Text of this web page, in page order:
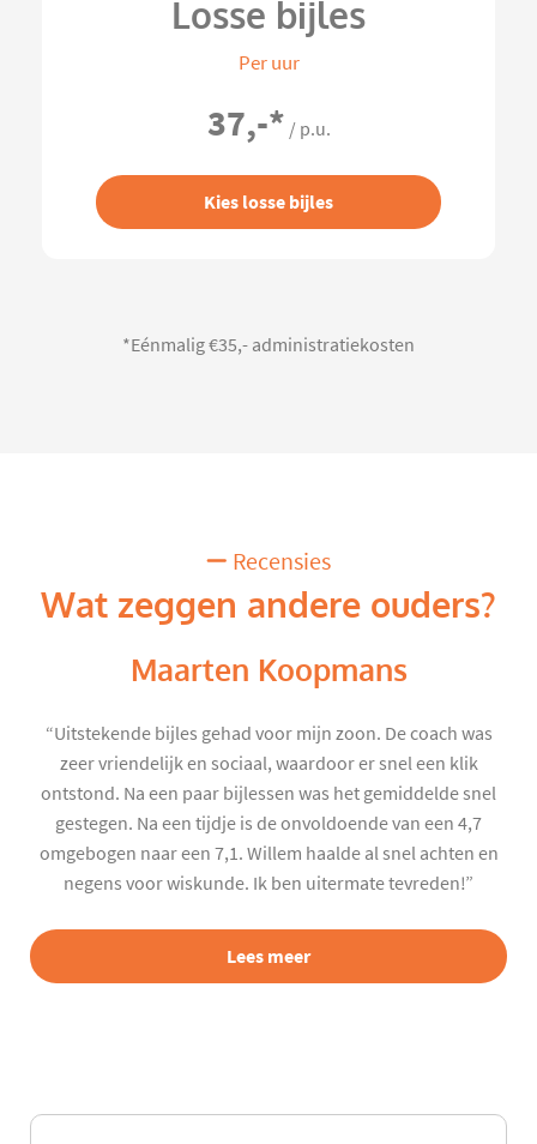
Losse bijles
Per uur
37,-* / p.u.
Kies losse bijles
*Eénmalig €35,- administratiekosten
Recensies
Wat zeggen andere ouders?
Maarten Koopmans
“Uitstekende bijles gehad voor mijn zoon. De coach was
zeer vriendelijk en sociaal, waardoor er snel een klik
ontstond. Na een paar bijlessen was het gemiddelde snel
gestegen. Na een tijdje is de onvoldoende van een 4,7
omgebogen naar een 7,1. Willem haalde al snel achten en
negens voor wiskunde. Ik ben uitermate tevreden!”
Lees meer